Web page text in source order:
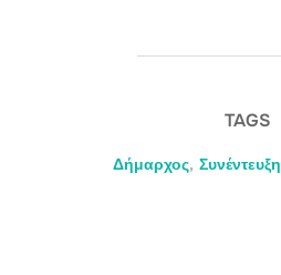
TAGS
Δήμαρχος, Συνέντευξη